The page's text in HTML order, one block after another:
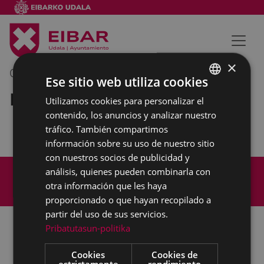
03/09/2019
Reunión interna municipal
Aviso legal
Política de cookies
Accesibilidad
BASQUE
SPANISH
×
Ese sitio web utiliza cookies
Utilizamos cookies para personalizar el
contenido, los anuncios y analizar nuestro
tráfico. También compartimos
información sobre su uso de nuestro sitio
con nuestros socios de publicidad y
análisis, quienes pueden combinarla con
otra información que les haya
proporcionado o que hayan recopilado a
partir del uso de sus servicios.
Pribatutasun-politika
Cookies
Cookies de